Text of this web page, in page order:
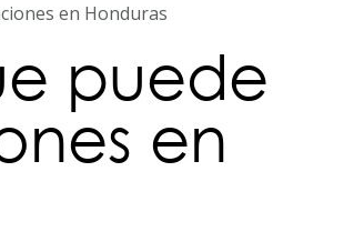
en Honduras
puede
en